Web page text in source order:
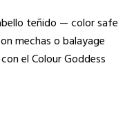
teñido — color safe
mechas o balayage
el Colour Goddess